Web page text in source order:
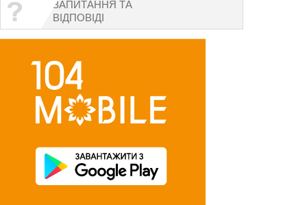
ЗАПИТАННЯ ТА
ВІДПОВІДІ